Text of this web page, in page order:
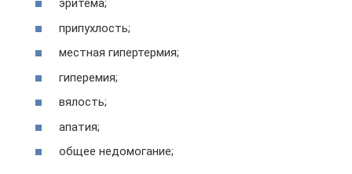
эритема;
припухлость;
местная гипертермия;
гиперемия;
вялость;
апатия;
общее недомогание;